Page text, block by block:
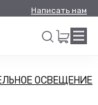
Написать нам
Искать
ОСВЕЩЕНИЕ